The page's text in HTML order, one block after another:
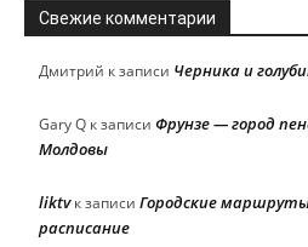
Свежие комментарии
Дмитрий к записи Черника и
Gary Q к записи Фрунзе — город
Молдовы
liktvк записи Городские
расписание